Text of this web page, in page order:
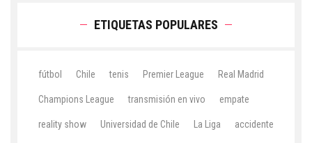
ETIQUETAS POPULARES
fútbol Chile tenis Premier League Real Madrid
Champions League transmisión en vivo empate
reality show Universidad de Chile La Liga accidente